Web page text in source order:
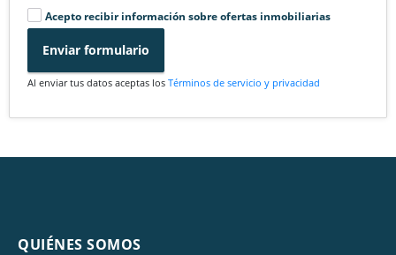
Acepto recibir información sobre ofertas inmobiliarias
Enviar formulario
Al enviar tus datos aceptas los Términos de servicio y privacidad
QUIÉNES SOMOS